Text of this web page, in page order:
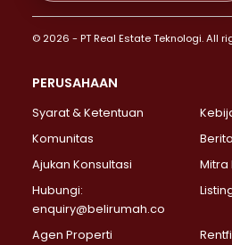
Properti Dijual di Bendungan Hilir >
Properti Dijual di Jakarta
Properti Dijual di Lebak Bulus >
Properti Dijual di Gandaria Selatan
Properti Dijual di Pondok Labu >
Properti Dijual di Lenteng Agung >
Properti Dijual di Senayan >
Properti Dijual di Pondok Pinang >
© 2026 - PT Real Estate Teknologi. All
PERUSAHAAN
Syarat & Ketentuan
Komunitas
Ajukan Konsultasi
Mitra
Hubungi:
enquiry@belirumah.co
Agen Properti